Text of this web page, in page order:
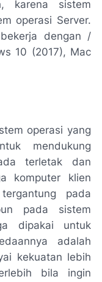
karena sistem
operasi Server.
dengan /
10 (2017), Mac
operasi yang
mendukung
terletak dan
komputer klien
pada
pada sistem
dipakai untuk
adalah
kekuatan lebih
bila ingin